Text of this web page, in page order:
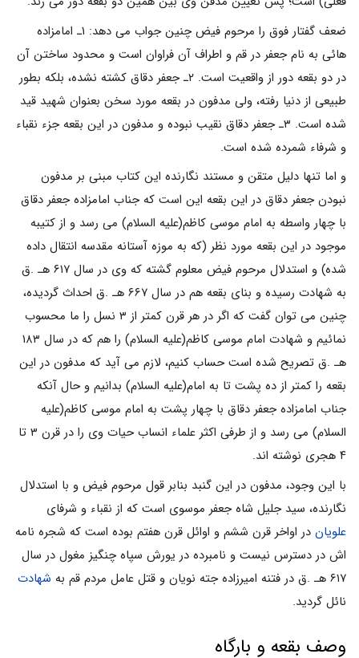
ضعف گفتار فوق را مرحوم فیض چنین جواب مى دهد: ۱ـ امامزاده
هائى به نام جعفر در قم و اطراف آن فراوان است و محدود ساختن آن
در دو بقعه دور از واقعیت است. ۲ـ جعفر دقاق کشته نشده، بلکه بطور
طبیعى از دنیا رفته، ولى مدفون در بقعه مورد سخن بعنوان شهید قید
شده است. ۳ـ جعفر دقاق نقیب نبوده و مدفون در این بقعه جزء نقباء
و شرفاء شمرده شده است.
و اما تنها دلیل متقن و مستند نگارنده این کتاب مبنى بر مدفون
نبودن جعفر دقاق در این بقعه این است که جناب امامزاده جعفر دقاق
با چهار واسطه به امام موسى کاظم(علیه السلام) مى رسد و از کتیبه
موجود در این بقعه مورد نظر (که به موزه آستانه مقدسه انتقال داده
شده) و استدلال مرحوم فیض معلوم گشته که وى در سال ۶۱۷ هـ .ق
به شهادت رسیده و بناى بقعه هم در سال ۶۶۷ هـ .ق احداث گردیده،
چنین مى توان گفت که اگر در هر قرن کمتر از ۳ نسل را ما محسوب
نمائیم و شهادت امام موسى کاظم(علیه السلام) را هم که در سال ۱۸۳
هـ .ق تصریح شده است حساب کنیم، لازم مى آید که مدفون در این
بقعه را کمتر از ده پشت تا به امام(علیه السلام) بدانیم و حال آنکه
جناب امامزاده جعفر دقاق با چهار پشت به امام موسى کاظم(علیه
السلام) مى رسد و از طرفى اکثر علماء انساب حیات وى را در قرن ۳ تا
۴ هجرى نوشته اند.
با این وجود، مدفون در این گنبد بنابر قول مرحوم فیض و با استدلال
نگارنده، سید جلیل شاه جعفر موسوى است که از نقباء و شرفاى
علویان در اواخر قرن ششم و اوائل قرن هفتم بوده است که شجره نامه
اش در دسترس نیست و نامبرده در یورش سپاه چنگیز مغول در سال
۶۱۷ هـ .ق در فتنه امیرزاده جته نویان و قتل عامل مردم قم به
شهادت
نائل گردید.
وصف بقعه و بارگاه